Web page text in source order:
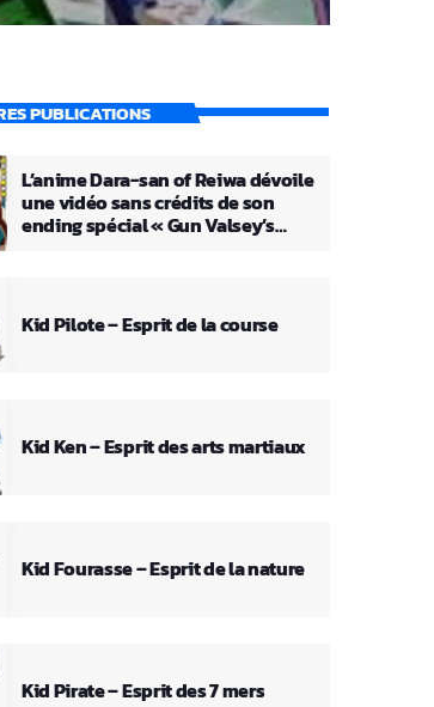
PUBLICATIONS
L’anime Dara-san of Reiwa dévoile
une vidéo sans crédits de son
ending spécial « Gun Valsey’s
Kid Pilote – Esprit de la course
Kid Ken – Esprit des arts martiaux
Kid Fourasse – Esprit de la nature
Kid Pirate – Esprit des 7 mers